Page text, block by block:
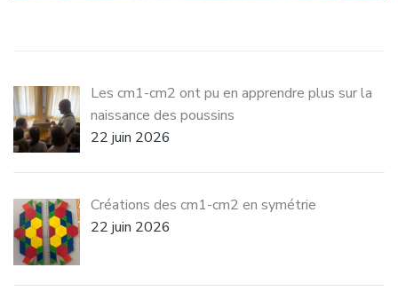
Les cm1-cm2 ont pu en apprendre plus sur la
naissance des poussins
22 juin 2026
Créations des cm1-cm2 en symétrie
22 juin 2026